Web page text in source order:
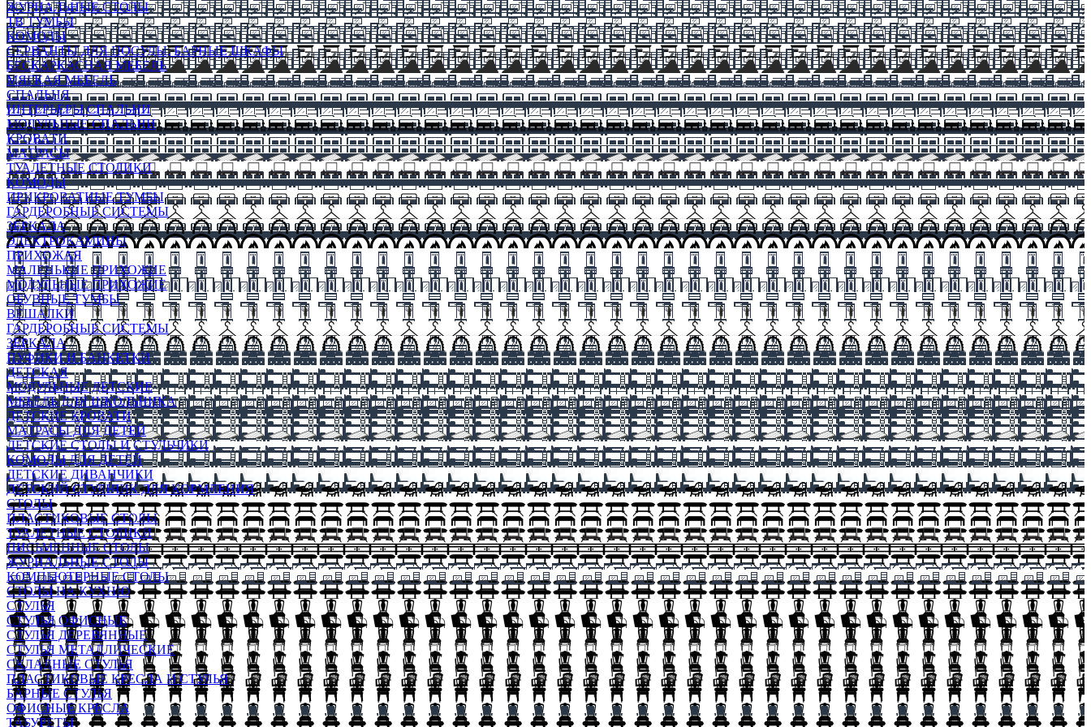
ЖУРНАЛЬНЫЕ СТОЛЫ
ТВ ТУМБЫ
КОМОДЫ
СЕРВАНТЫ ДЛЯ ПОСУДЫ, БАРНЫЕ ШКАФЫ
БЕСКАРКАСНАЯ МЕБЕЛЬ
МЯГКАЯ МЕБЕЛЬ
СПАЛЬНЯ
ИНТЕРЬЕРЫ СПАЛЬНИ
МОДУЛЬНЫЕ СПАЛЬНИ
КРОВАТИ
МАТРАСЫ
ТУАЛЕТНЫЕ СТОЛИКИ
КОМОДЫ
ПРИКРОВАТНЫЕ ТУМБЫ
ГАРДЕРОБНЫЕ СИСТЕМЫ
ЗЕРКАЛА
ЭЛЕКТРОКАМИНЫ
ПРИХОЖАЯ
МАЛЕНЬКИЕ ПРИХОЖИЕ
МОДУЛЬНЫЕ ПРИХОЖИЕ
ОБУВНЫЕ ТУМБЫ
ВЕШАЛКИ
ГАРДЕРОБНЫЕ СИСТЕМЫ
ЗЕРКАЛА
ПУФИКИ И БАНКЕТКИ
ДЕТСКАЯ
МОДУЛЬНЫЕ ДЕТСКИЕ
МЕБЕЛЬ ДЛЯ ШКОЛЬНИКА
ДЕТСКИЕ КРОВАТИ
МАТРАСЫ ДЛЯ ДЕТЕЙ
ДЕТСКИЕ СТОЛЫ И СТУЛЬЧИКИ
КОМОДЫ ДЛЯ ДЕТЕЙ
ДЕТСКИЕ ДИВАНЧИКИ
ДЕТСКИЙ СТУЛЬЧИК ДЛЯ КОРМЛЕНИЯ
СТОЛЫ
ПЛАСТИКОВЫЕ СТОЛЫ
ТУАЛЕТНЫЕ СТОЛИКИ
ПИСЬМЕННЫЕ СТОЛЫ
ЖУРНАЛЬНЫЕ СТОЛЫ
КОМПЬЮТЕРНЫЕ СТОЛЫ
СТОЛЫ НА КУХНЮ
СТУЛЬЯ
СТУЛЬЯ ОФИСНЫЕ
СТУЛЬЯ ДЕРЕВЯННЫЕ
СТУЛЬЯ МЕТАЛЛИЧЕСКИЕ
СКЛАДНЫЕ СТУЛЬЯ
ПЛАСТИКОВЫЕ КРЕСЛА И СТУЛЬЯ
БАРНЫЕ СТУЛЬЯ
ОФИСНЫЕ КРЕСЛА
ТАБУРЕТЫ